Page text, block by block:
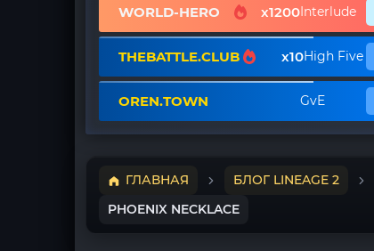
WORLD-HERO x1200Interlude
THEBATTLE.CLUB x10High Five
OREN.TOWN GvE
ГЛАВНАЯ БЛОГ LINEAGE 2
PHOENIX NECKLACE